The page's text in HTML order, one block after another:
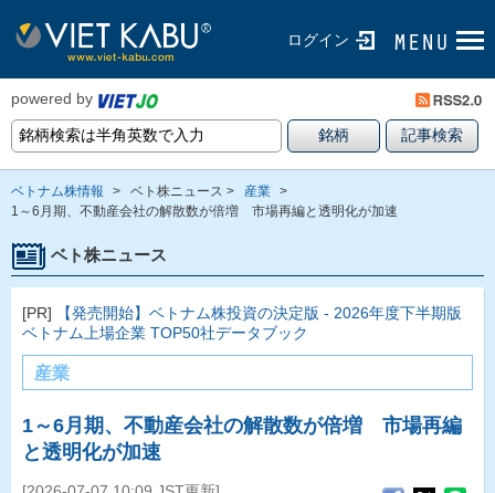
ログイン
powered by
ベトナム株情報 > ベト株ニュース > 産業 >
1～6月期、不動産会社の解散数が倍増 市場再編と透明化が加速
ベト株ニュース
[PR]
【発売開始】ベトナム株投資の決定版 - 2026年度下半期版
ベトナム上場企業 TOP50社データブック
産業
1～6月期、不動産会社の解散数が倍増 市場再編
と透明化が加速